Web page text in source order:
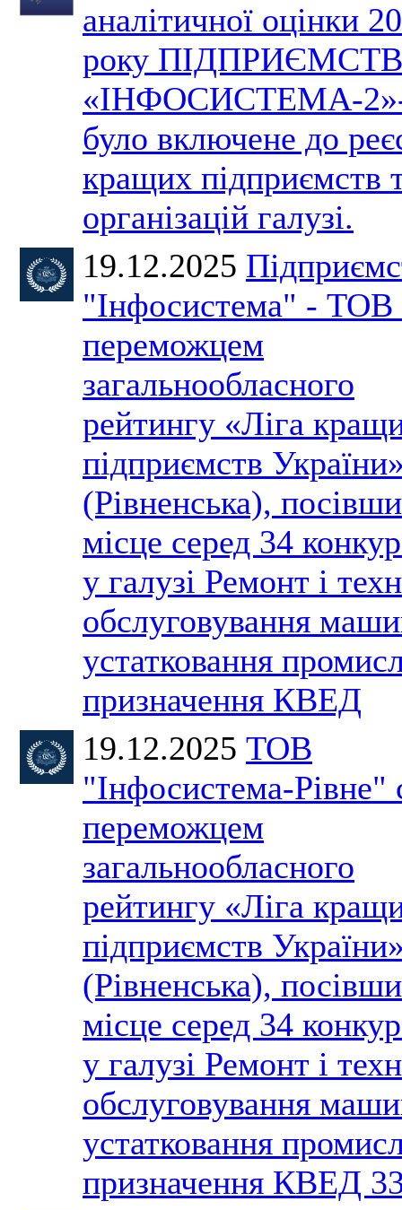
аналітичної оцінки
року
«ІНФОСИСТЕМА-
було включене до
кращих підприємств
організацій галузі.
19.12.2025
"Інфосистема" - ТОВ
переможцем
загальнообласного
рейтингу «Ліга
підприємств
(Рівненська),
місце серед 34
у галузі Ремонт і
обслуговування
устатковання
призначення КВЕД
19.12.2025 ТОВ
"Інфосистема-Рівне"
переможцем
загальнообласного
рейтингу «Ліга
підприємств
(Рівненська),
місце серед 34
у галузі Ремонт і
обслуговування
устатковання
призначення КВЕД